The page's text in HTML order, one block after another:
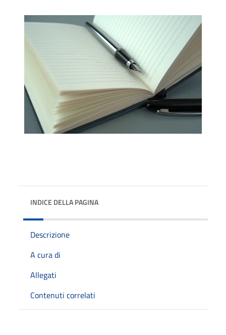
INDICE DELLA PAGINA
Descrizione
A cura di
Allegati
Contenuti correlati